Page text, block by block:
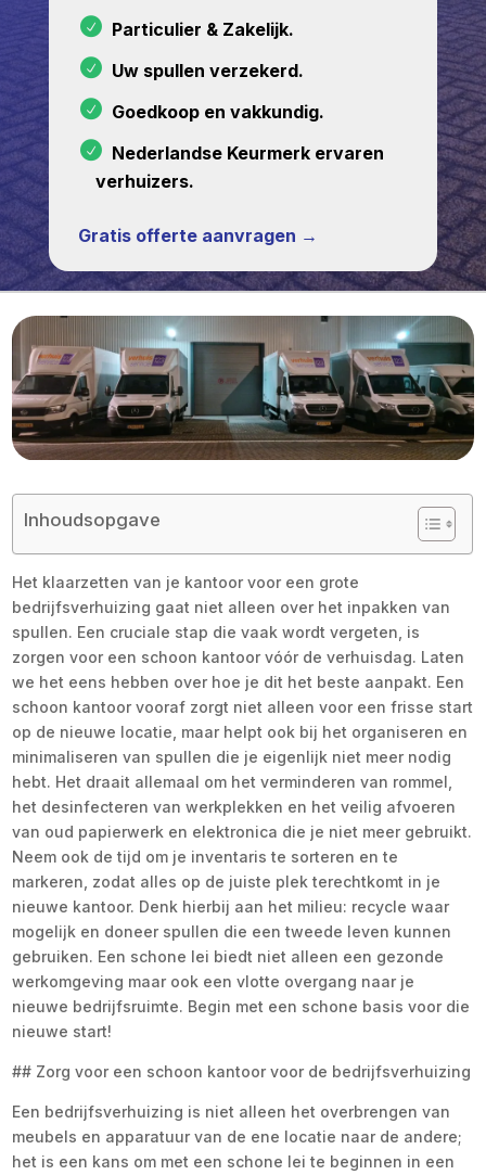
Particulier & Zakelijk.
Uw spullen verzekerd.
Goedkoop en vakkundig.
Nederlandse Keurmerk ervaren
verhuizers.
Gratis offerte aanvragen →
Inhoudsopgave
Het klaarzetten van je kantoor voor een grote
bedrijfsverhuizing gaat niet alleen over het inpakken van
spullen. Een cruciale stap die vaak wordt vergeten, is
zorgen voor een schoon kantoor vóór de verhuisdag. Laten
we het eens hebben over hoe je dit het beste aanpakt. Een
schoon kantoor vooraf zorgt niet alleen voor een frisse start
op de nieuwe locatie, maar helpt ook bij het organiseren en
minimaliseren van spullen die je eigenlijk niet meer nodig
hebt. Het draait allemaal om het verminderen van rommel,
het desinfecteren van werkplekken en het veilig afvoeren
van oud papierwerk en elektronica die je niet meer gebruikt.
Neem ook de tijd om je inventaris te sorteren en te
markeren, zodat alles op de juiste plek terechtkomt in je
nieuwe kantoor. Denk hierbij aan het milieu: recycle waar
mogelijk en doneer spullen die een tweede leven kunnen
gebruiken. Een schone lei biedt niet alleen een gezonde
werkomgeving maar ook een vlotte overgang naar je
nieuwe bedrijfsruimte. Begin met een schone basis voor die
nieuwe start!
## Zorg voor een schoon kantoor voor de bedrijfsverhuizing
Een bedrijfsverhuizing is niet alleen het overbrengen van
meubels en apparatuur van de ene locatie naar de andere;
het is een kans om met een schone lei te beginnen in een